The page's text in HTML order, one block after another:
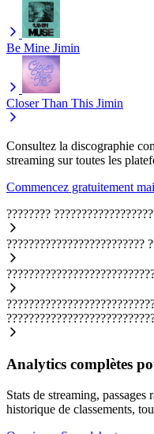
Be Mine Jimin
Closer Than This Jimin
Consultez la discographie
streaming sur toutes les
Commencez gratuitement
????????
?????????????????????????
Analytics complètes
Stats de streaming,
historique de classements,